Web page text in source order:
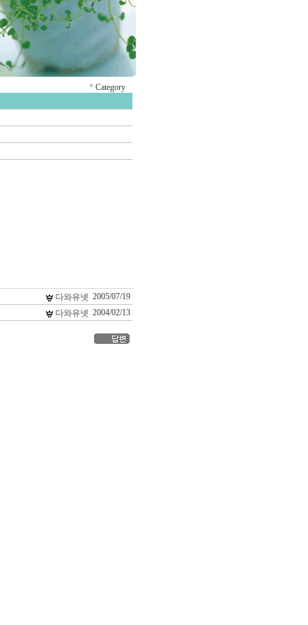
* Category
다와유넷 2005/07/19
다와유넷 2004/02/13